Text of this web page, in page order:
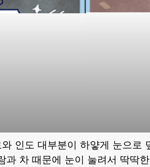
인도 대부분이 하얗게 눈으로
과 차 때문에 눈이 눌려서 딱딱